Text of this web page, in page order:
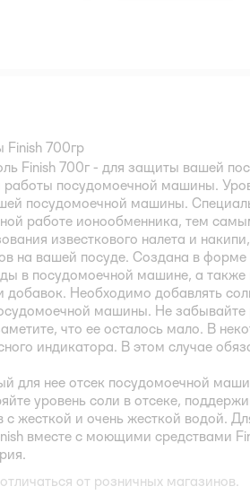
700гр
Finish 700г - для защиты вашей
работы посудомоечной машины.
посудомоечной машины.
работе ионообменника, тем
известкового налета и
на вашей посуде. Создана в
в посудомоечной машине, а
добавок. Необходимо добавлять
машины. Не забывайте
что ее осталось мало. В
индикатора. В этом случае
для нее отсек посудомоечной
уровень соли в отсеке,
жесткой и очень жесткой водой.
вместе с моющими средствами
от розничных магазинов.